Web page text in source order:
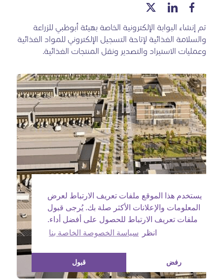
يستخدم هذا الموقع ملفات تعريف الارتباط لعرض
المعلومات والإعلانات الأكثر صلة بك. يُرجى قبول
ملفات تعريف الارتباط للحصول على أفضل أداء.
انظر
سياسة الخصوصة الخاصة بنا
رفض قبول
تم إنشاء البوابة الإلكترونية الخاصة بهيئة أبوظبي للزراعة
والسلامة الغذائية لإتاحة التسجيل الإلكتروني للمواد الغذائية
وعمليات الاستيراد والتصدير ونقل المنتجات الغذائية.